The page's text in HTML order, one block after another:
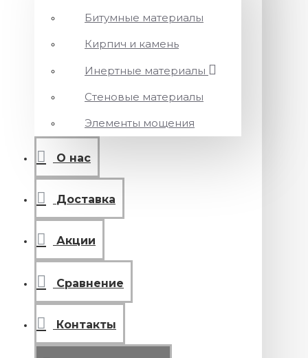
Битумные материалы
Кирпич и камень
Инертные материалы
Стеновые материалы
Элементы мощения
О нас
Доставка
Акции
Сравнение
Контакты